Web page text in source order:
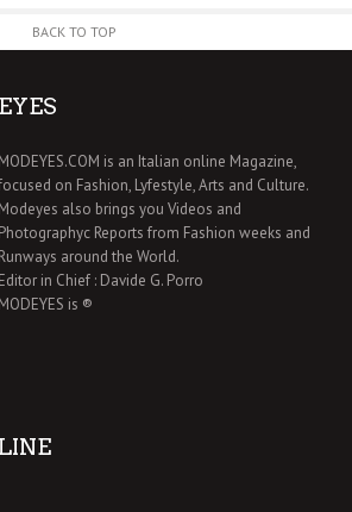
BACK TO TOP
MODEYES.COM is an Italian online Magazine,
on Fashion, Lyfestyle, Arts and Culture.
Modeyes also brings you Videos and
Photographyc Reports from Fashion weeks and
Runways around the World.
Editor in Chief : Davide G. Porro
MODEYES is ®